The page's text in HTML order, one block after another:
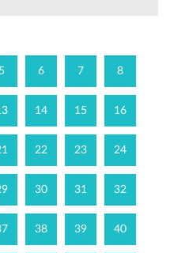
5 6 7 8
14 15 16
22 23 24
30 31 32
38 39 40